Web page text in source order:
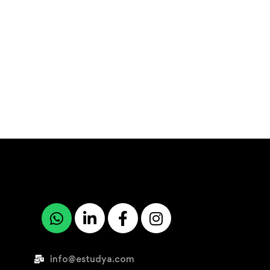
info@estudya.com